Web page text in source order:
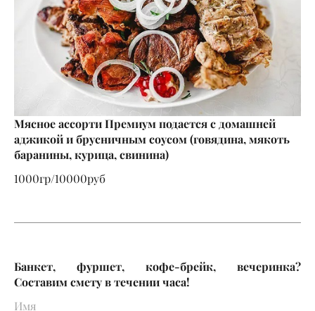
Мясное ассорти Премиум подается с домашней
аджикой и брусничным соусом (говядина, мякоть
баранины, курица, свинина)
1000гр/10000руб
Банкет, фуршет, кофе-брейк, вечеринка?
Составим смету в течении часа!